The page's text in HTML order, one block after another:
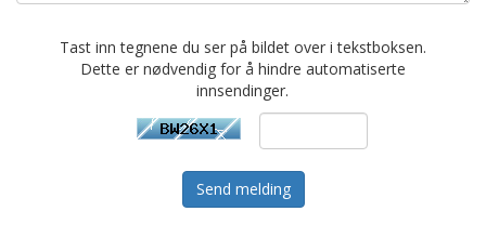
Tast inn tegnene du ser på bildet over i tekstboksen.
Dette er nødvendig for å hindre automatiserte
innsendinger.
Send melding